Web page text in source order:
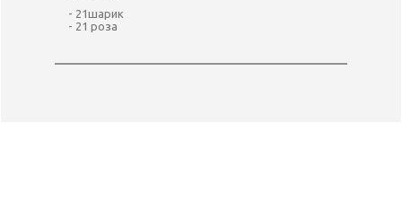
- 21шарик
- 21 роза